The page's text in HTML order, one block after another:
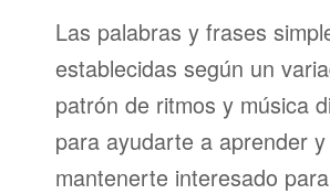
Las palabras y frases
establecidas según un
patrón de ritmos y música
para ayudarte a aprender y
mantenerte interesado